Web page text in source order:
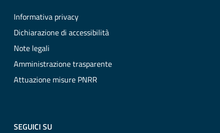
Informativa privacy
Dichiarazione di accessibilità
Note legali
Amministrazione trasparente
Attuazione misure PNRR
SEGUICI SU